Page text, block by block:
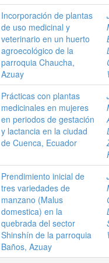
Incorporación de plantas
de uso medicinal y
veterinario en un huerto
agroecológico de la
parroquia Chaucha,
Azuay
Prácticas con plantas
medicinales en mujeres
en periodos de gestación
y lactancia en la ciudad
de Cuenca, Ecuador
Prendimiento inicial de
tres variedades de
manzano (Malus
domestica) en la
quebrada del sector
Shinshín de la parroquia
Baños, Azuay